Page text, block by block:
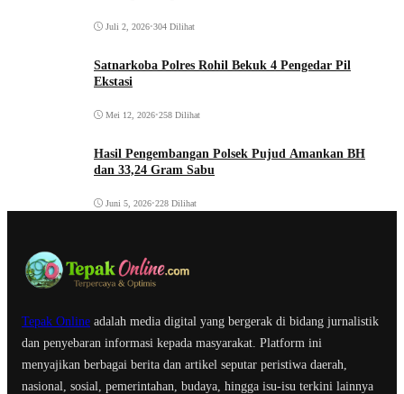
Juli 2, 2026•304 Dilihat
Satnarkoba Polres Rohil Bekuk 4 Pengedar Pil
Ekstasi
Mei 12, 2026•258 Dilihat
Hasil Pengembangan Polsek Pujud Amankan BH
dan 33,24 Gram Sabu
Juni 5, 2026•228 Dilihat
Tepak Online adalah media digital yang bergerak di bidang jurnalistik
dan penyebaran informasi kepada masyarakat. Platform ini
menyajikan berbagai berita dan artikel seputar peristiwa daerah,
nasional, sosial, pemerintahan, budaya, hingga isu-isu terkini lainnya